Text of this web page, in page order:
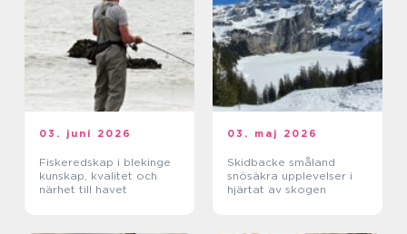
03. juni 2026
Fiskeredskap i blekinge
kunskap, kvalitet och
närhet till havet
03. maj 2026
Skidbacke småland
snösäkra upplevelser i
hjärtat av skogen